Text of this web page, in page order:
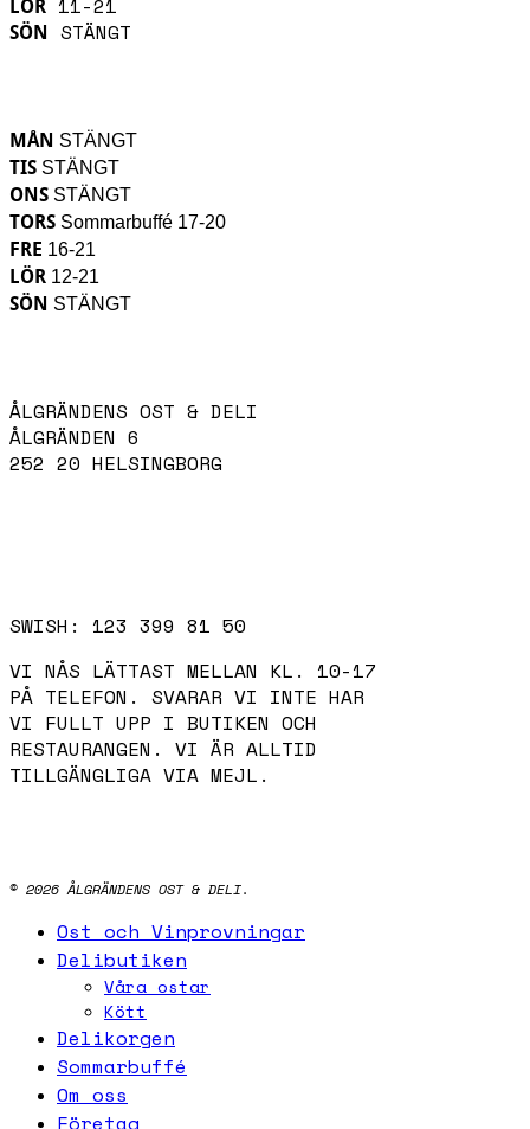
LÖR
SÖN STÄNGT
MÅN STÄNGT
TIS STÄNGT
ONS STÄNGT
TORS Sommarbuffé 17-20
FRE 16-21
LÖR 12-21
SÖN STÄNGT
ÅLGRÄNDENS OST & DELI
ÅLGRÄNDEN 6
252 20 HELSINGBORG
SWISH: 123 399 81 50
VI NÅS LÄTTAST MELLAN KL. 10-17
PÅ TELEFON. SVARAR VI INTE HAR
VI FULLT UPP I BUTIKEN OCH
RESTAURANGEN. VI ÄR ALLTID
TILLGÄNGLIGA VIA MEJL.
© 2026 ÅLGRÄNDENS OST & DELI.
Close
Ost och Vinprovningar
Delibutiken
Våra ostar
Kött
Delikorgen
Sommarbuffé
Om oss